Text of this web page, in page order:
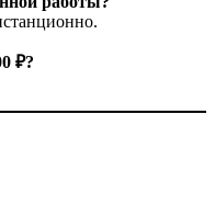
₽?